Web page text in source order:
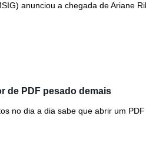
anunciou a chegada de Ariane
de PDF pesado demais
no dia a dia sabe que abrir um